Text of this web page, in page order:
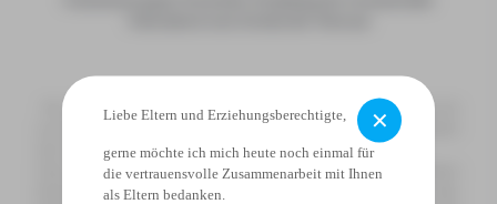
Am 11.04.2025 war die Gesamtschule Schermbeck von der ersten bis
zur sechsten Stunde fest in den Händen der Schülerinnen und Schüler
des 6. Jahrgangs.
Unter dem Motto „What a wonderful world” fand ein besonderer
Projekttag statt, der im Rahmen des Programms „Schule ohne
✕
Liebe Eltern und Erziehungsberechtigte,
gerne möchte ich mich heute noch einmal für
die vertrauensvolle Zusammenarbeit mit Ihnen
als Eltern bedanken.